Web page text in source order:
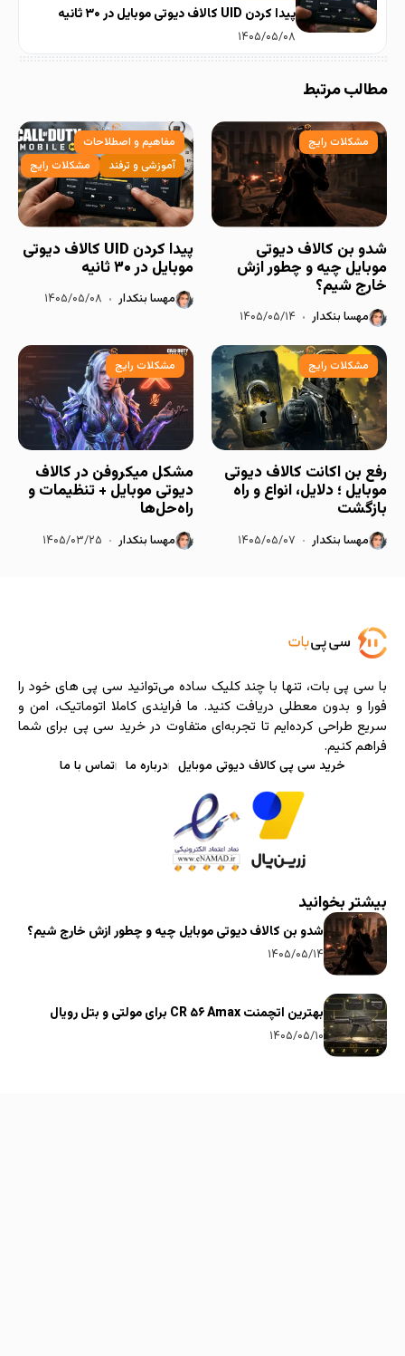
پیدا کردن UID کالاف دیوتی موبایل در ۳۰ ثانیه
۱۴۰۵/۰۵/۰۸
مطالب مرتبط
مشکلات رایج
شدو بن کالاف دیوتی
موبایل چیه و چطور ازش
خارج شیم؟
مهسا بنکدار ۱۴۰۵/۰۵/۱۴
مفاهیم و اصطلاحات
آموزشی و ترفند
مشکلات رایج
پیدا کردن UID کالاف دیوتی
موبایل در ۳۰ ثانیه
مهسا بنکدار ۱۴۰۵/۰۵/۰۸
مشکلات رایج
رفع بن اکانت کالاف دیوتی
موبایل ؛ دلایل، انواع و راه
بازگشت
مهسا بنکدار ۱۴۰۵/۰۵/۰۷
مشکلات رایج
مشکل میکروفن در کالاف
دیوتی موبایل + تنظیمات و
راه‌حل‌ها
مهسا بنکدار ۱۴۰۵/۰۳/۲۵
با سی ‌پی‌ بات، تنها با چند کلیک ساده می‌توانید سی پی های خود را
فورا و بدون معطلی دریافت کنید. ما فرایندی کاملا اتوماتیک، امن و
سریع طراحی کرده‌ایم تا تجربه‌ای متفاوت در خرید سی پی برای شما
فراهم کنیم.
خرید سی پی کالاف دیوتی موبایل درباره ما تماس با ما
بیشتر بخوانید
شدو بن کالاف دیوتی موبایل چیه و چطور ازش خارج شیم؟
۱۴۰۵/۰۵/۱۴
بهترین اتچمنت CR ۵۶ Amax برای مولتی و بتل رویال
۱۴۰۵/۰۵/۱۰